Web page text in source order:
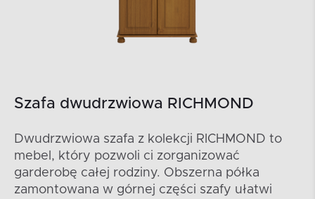
Szafa dwudrzwiowa RICHMOND
Dwudrzwiowa szafa z kolekcji RICHMOND to
mebel, który pozwoli ci zorganizować
garderobę całej rodziny. Obszerna półka
zamontowana w górnej części szafy ułatwi